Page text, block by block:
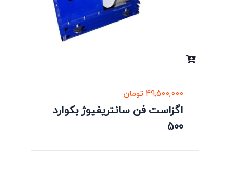
49,500,000تومان
اگزاست فن سانتریفیوژ بکوارد
500